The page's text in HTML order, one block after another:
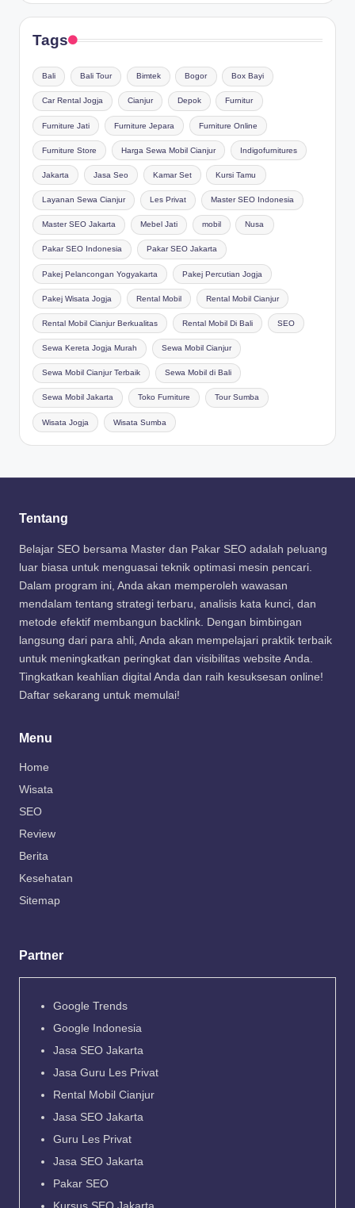
Tags
Bali Bali Tour Bimtek Bogor Box Bayi
Car Rental Jogja Cianjur Depok Furnitur
Furniture Jati Furniture Jepara Furniture Online
Furniture Store Harga Sewa Mobil Cianjur Indigofurnitures
Jakarta Jasa Seo Kamar Set Kursi Tamu
Layanan Sewa Cianjur Les Privat Master SEO Indonesia
Master SEO Jakarta Mebel Jati mobil Nusa
Pakar SEO Indonesia Pakar SEO Jakarta
Pakej Pelancongan Yogyakarta Pakej Percutian Jogja
Pakej Wisata Jogja Rental Mobil Rental Mobil Cianjur
Rental Mobil Cianjur Berkualitas Rental Mobil Di Bali SEO
Sewa Kereta Jogja Murah Sewa Mobil Cianjur
Sewa Mobil Cianjur Terbaik Sewa Mobil di Bali
Sewa Mobil Jakarta Toko Furniture Tour Sumba
Wisata Jogja Wisata Sumba
Tentang
Belajar SEO bersama Master dan Pakar SEO adalah peluang
luar biasa untuk menguasai teknik optimasi mesin pencari.
Dalam program ini, Anda akan memperoleh wawasan
mendalam tentang strategi terbaru, analisis kata kunci, dan
metode efektif membangun backlink. Dengan bimbingan
langsung dari para ahli, Anda akan mempelajari praktik terbaik
untuk meningkatkan peringkat dan visibilitas website Anda.
Tingkatkan keahlian digital Anda dan raih kesuksesan online!
Daftar sekarang untuk memulai!
Menu
Home
Wisata
SEO
Review
Berita
Kesehatan
Sitemap
Partner
Google Trends
Google Indonesia
Jasa SEO Jakarta
Jasa Guru Les Privat
Rental Mobil Cianjur
Jasa SEO Jakarta
Guru Les Privat
Jasa SEO Jakarta
Pakar SEO